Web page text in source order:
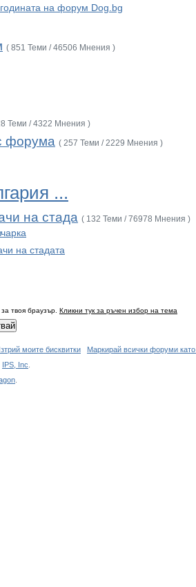
на форум Dog.bg
( 851 Теми / 46506 Мнения )
Теми / 4322 Мнения )
форума ( 257 Теми / 2229 Мнения )
...
на стада ( 132 Теми / 76978 Мнения )
на стадата
твоя браузър. Кликни тук за ръчен избор на тема
моите бисквитки
Маркирай всички форуми
IPS, Inc